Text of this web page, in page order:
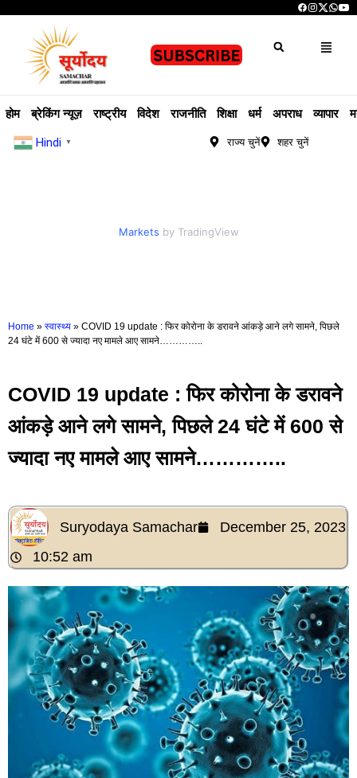
होम ब्रेकिंग न्यूज़ राष्ट्रीय विदेश राजनीति शिक्षा धर्म अपराध व्यापार
Hindi ▼ राज्य चुनें शहर चुनें
Markets by TradingView
Home » स्वास्थ्य » COVID 19 update : फिर कोरोना के डरावने आंकड़े आने लगे सामने, पिछले
24 घंटे में 600 से ज्यादा नए मामले आए सामने…………..
COVID 19 update : फिर कोरोना के डरावने
आंकड़े आने लगे सामने, पिछले 24 घंटे में 600 से
ज्यादा नए मामले आए सामने…………..
Suryodaya Samachar
December 25, 2023
10:52 am